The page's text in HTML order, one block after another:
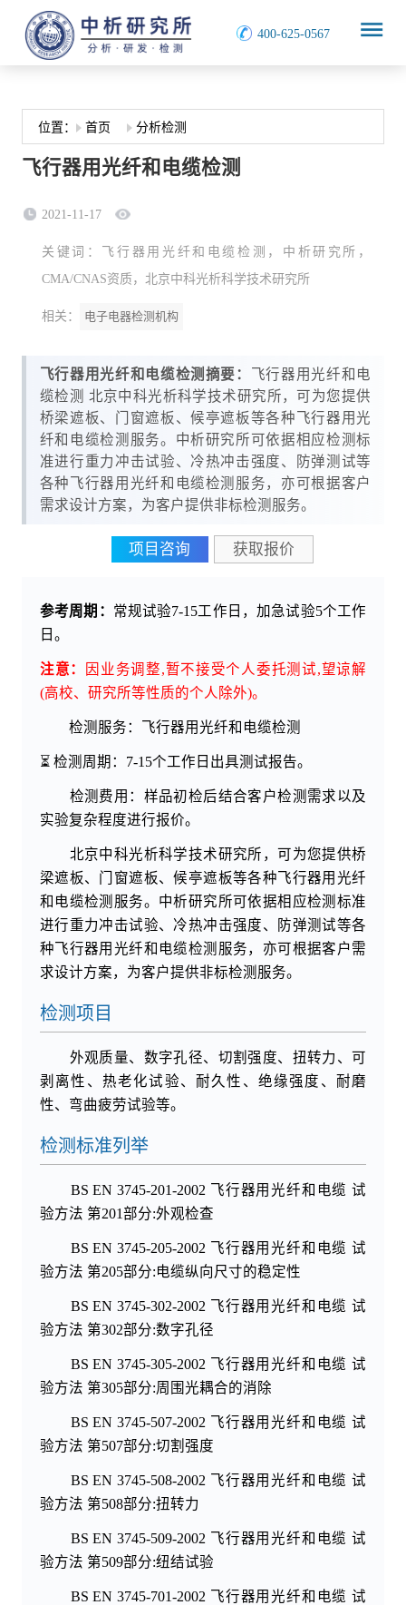
400-625-0567
位置： 首页 分析检测
飞行器用光纤和电缆检测
2021-11-17
关键词：飞行器用光纤和电缆检测，中析研究所，
CMA/CNAS资质，北京中科光析科学技术研究所
相关： 电子电器检测机构
飞行器用光纤和电缆检测摘要： 飞行器用光纤和电
缆检测 北京中科光析科学技术研究所，可为您提供
桥梁遮板、门窗遮板、候亭遮板等各种飞行器用光
纤和电缆检测服务。中析研究所可依据相应检测标
准进行重力冲击试验、冷热冲击强度、防弹测试等
各种飞行器用光纤和电缆检测服务，亦可根据客户
需求设计方案，为客户提供非标检测服务。
项目咨询 获取报价
参考周期： 常规试验7-15工作日，加急试验5个工作
日。
注意：
因业务调整,暂不接受个人委托测试,望谅解
(高校、研究所等性质的个人除外)。
检测服务：飞行器用光纤和电缆检测
⏳ 检测周期：7-15个工作日出具测试报告。
检测费用：样品初检后结合客户检测需求以及
实验复杂程度进行报价。
北京中科光析科学技术研究所，可为您提供桥
梁遮板、门窗遮板、候亭遮板等各种飞行器用光纤
和电缆检测服务。中析研究所可依据相应检测标准
进行重力冲击试验、冷热冲击强度、防弹测试等各
种飞行器用光纤和电缆检测服务，亦可根据客户需
求设计方案，为客户提供非标检测服务。
检测项目
外观质量、数字孔径、切割强度、扭转力、可
剥离性、热老化试验、耐久性、绝缘强度、耐磨
性、弯曲疲劳试验等。
检测标准列举
BS EN 3745-201-2002 飞行器用光纤和电缆 试
验方法 第201部分:外观检查
BS EN 3745-205-2002 飞行器用光纤和电缆 试
验方法 第205部分:电缆纵向尺寸的稳定性
BS EN 3745-302-2002 飞行器用光纤和电缆 试
验方法 第302部分:数字孔径
BS EN 3745-305-2002 飞行器用光纤和电缆 试
验方法 第305部分:周围光耦合的消除
BS EN 3745-507-2002 飞行器用光纤和电缆 试
验方法 第507部分:切割强度
BS EN 3745-508-2002 飞行器用光纤和电缆 试
验方法 第508部分:扭转力
BS EN 3745-509-2002 飞行器用光纤和电缆 试
验方法 第509部分:纽结试验
BS EN 3745-701-2002 飞行器用光纤和电缆 试